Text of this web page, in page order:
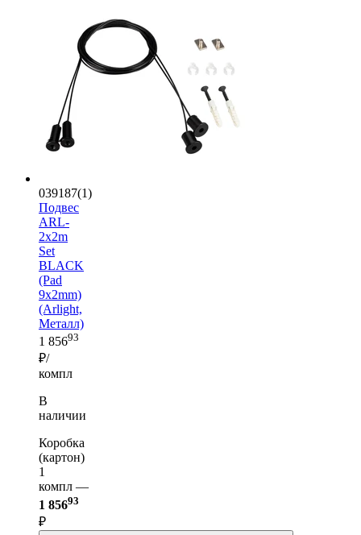
039187(1)
Подвес
ARL-
2x2m
Set
BLACK
(Pad
9x2mm)
(Arlight,
Металл)
1 85693
₽/
компл
В
наличии
Коробка
(картон)
1
компл —
1 85693
₽